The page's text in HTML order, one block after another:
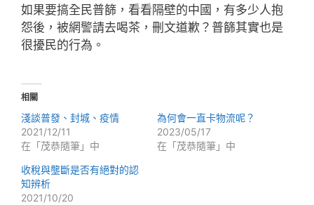
如果要搞全民普篩，看看隔壁的中國，有多少人抱
怨後，被網警請去喝茶，刪文道歉？普篩其實也是
很擾民的行為。
相關
淺談普發、封城、疫情
2021/12/11
在「茂恭隨筆」中
為何會一直卡物流呢？
2023/05/17
在「茂恭隨筆」中
收稅與壟斷是否有絕對的認
知辨析
2021/10/20